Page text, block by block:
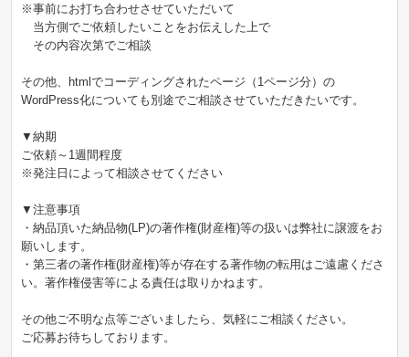
※事前にお打ち合わせさせていただいて
当方側でご依頼したいことをお伝えした上で
その内容次第でご相談
その他、htmlでコーディングされたページ（1ページ分）の
WordPress化についても別途でご相談させていただきたいです。
▼納期
ご依頼～1週間程度
※発注日によって相談させてください
▼注意事項
・納品頂いた納品物(LP)の著作権(財産権)等の扱いは弊社に譲渡をお
願いします。
・第三者の著作権(財産権)等が存在する著作物の転用はご遠慮くださ
い。著作権侵害等による責任は取りかねます。
その他ご不明な点等ございましたら、気軽にご相談ください。
ご応募お待ちしております。